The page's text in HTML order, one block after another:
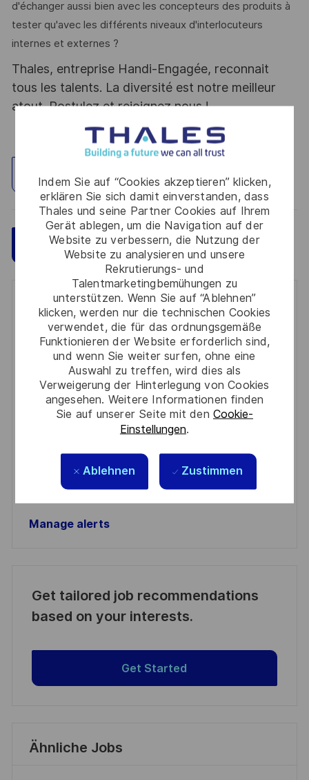
Indem Sie auf “Cookies akzeptieren” klicken,
erklären Sie sich damit einverstanden, dass
Thales und seine Partner Cookies auf Ihrem
Gerät ablegen, um die Navigation auf der
Website zu verbessern, die Nutzung der
Website zu analysieren und unsere
Rekrutierungs- und
Talentmarketingbemühungen zu
unterstützen. Wenn Sie auf “Ablehnen”
klicken, werden nur die technischen Cookies
verwendet, die für das ordnungsgemäße
Funktionieren der Website erforderlich sind,
und wenn Sie weiter surfen, ohne eine
Auswahl zu treffen, wird dies als
Verweigerung der Hinterlegung von Cookies
angesehen. Weitere Informationen finden
Sie auf unserer Seite mit den Cookie-
Einstellungen.
Ablehnen Zustimmen
d'échanger aussi bien avec les concepteurs des produits à
tester qu'avec les différents niveaux d'interlocuteurs
internes et externes ?
Thales, entreprise Handi-Engagée, reconnait
tous les talents. La diversité est notre meilleur
atout. Postulez et rejoignez nous !
Standort erkunden
Jetzt bewerben Speichern
Get notified for similar jobs
You'll receive updates once a week
Enter
Email
address
(Required)
Required
Prüfen Sie die Bedingungen für die Verarbeitung
persönlicher Daten und stimmen Sie ihnen zu
Aktivieren
Manage alerts
Manage alerts
Get tailored job recommendations
based on your interests.
Get Started
Ähnliche Jobs